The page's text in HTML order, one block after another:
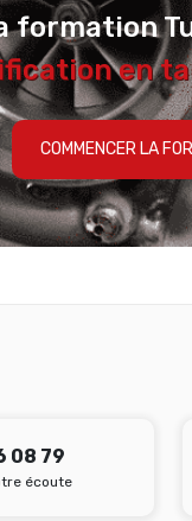
formation
en
COMMENCER LA
08 79
écoute